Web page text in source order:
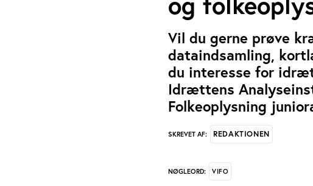
Vil du gerne prøve
dataindsamling,
du interesse for
Idrættens
Folkeoplysning
SKREVET AF: REDAKTIONEN
NØGLEORD: VIFO